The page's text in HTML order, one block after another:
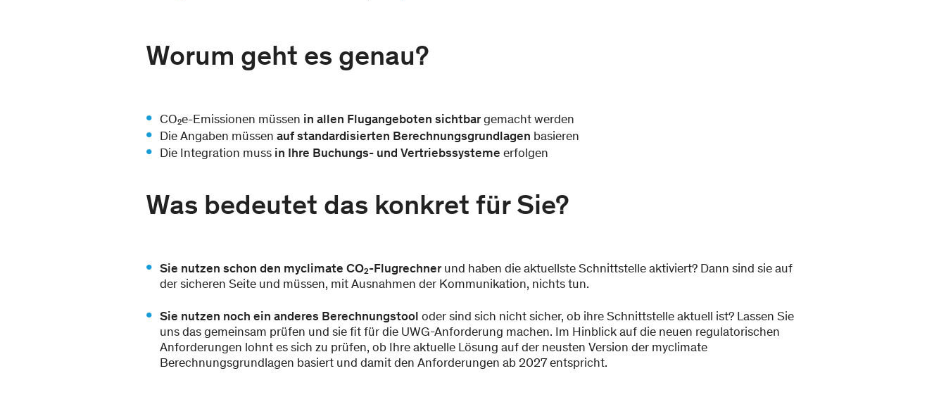
Worum geht es genau?
CO₂e-Emissionen müssen in allen Flugangeboten sichtbargemacht werden
Die Angaben müssen auf standardisierten Berechnungsgrundlagen basieren
Die Integration muss in Ihre Buchungs- und Vertriebssysteme erfolgen
Was bedeutet das konkret für Sie?
Sie nutzen schon den myclimate CO₂-Flugrechnerund haben die aktuellste Schnittstelle aktiviert? Dann sind sie auf
der sicheren Seite und müssen, mit Ausnahmen der Kommunikation, nichts tun.
Sie nutzen noch ein anderes Berechnungstool oder sind sich nicht sicher, ob ihre Schnittstelle aktuell ist? Lassen Sie
uns das gemeinsam prüfen und sie fit für die UWG-Anforderung machen. Im Hinblick auf die neuen regulatorischen
Anforderungen lohnt es sich zu prüfen, ob Ihre aktuelle Lösung auf der neusten Version der myclimate
Berechnungsgrundlagen basiert und damit den Anforderungen ab 2027 entspricht.